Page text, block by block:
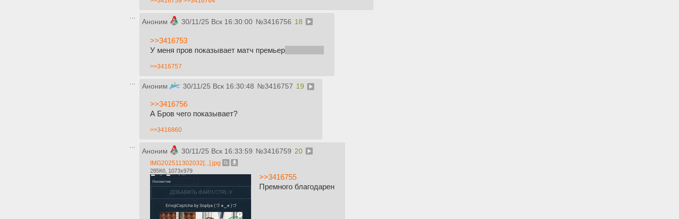
Аноним 30/11/25 Вск 16:30:00 №3416756 18
>>3416753
У меня пров показывает матч премьер
>>3416757
Аноним 30/11/25 Вск 16:30:48 №3416757 19
>>3416756
А Бров чего показывает?
>>3416860
Аноним 30/11/25 Вск 16:33:59 №3416759 20
IMG202511302032[...].jpg
285Кб, 1073x979
>>3416755
Премного благодарен